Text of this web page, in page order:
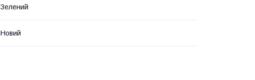
Зелений
Новий